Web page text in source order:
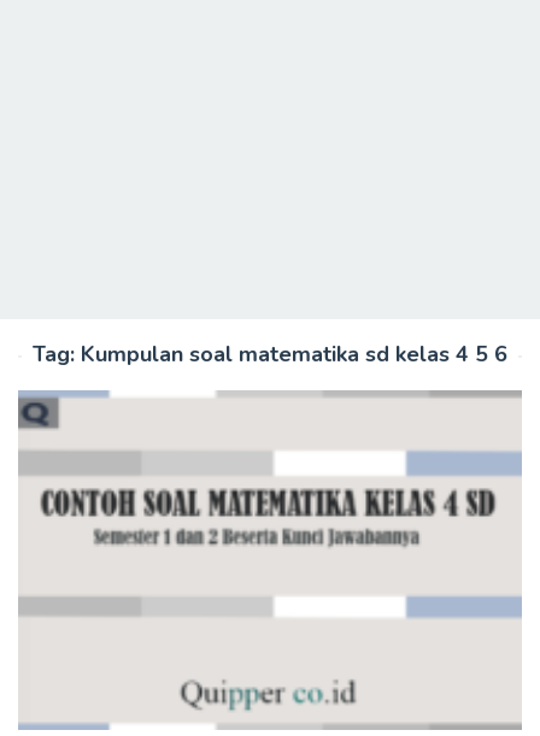
Tag: Kumpulan soal matematika sd kelas 4 5 6